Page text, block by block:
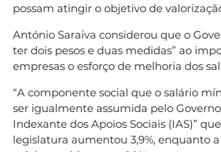
possam atingir o objetivo de
António Saraiva considerou que o
ter dois pesos e duas medidas” ao
empresas o esforço de melhoria dos
“A componente social que o salário
ser igualmente assumida pelo
Indexante dos Apoios Sociais (IAS)”
legislatura aumentou 3,9%, enquanto